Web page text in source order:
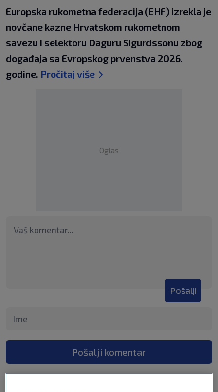
Europska rukometna federacija (EHF) izrekla je
novčane kazne Hrvatskom rukometnom
savezu i selektoru Daguru Sigurdssonu zbog
događaja sa Evropskog prvenstva 2026.
godine. Pročitaj više
Oglas
Pošalji
Pošalji komentar